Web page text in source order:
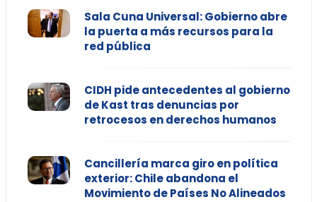
Sala Cuna Universal: Gobierno abre
la puerta a más recursos para la
red pública
CIDH pide antecedentes al gobierno
de Kast tras denuncias por
retrocesos en derechos humanos
Cancillería marca giro en política
exterior: Chile abandona el
Movimiento de Países No Alineados